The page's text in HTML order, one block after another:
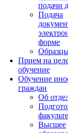
подачи
Подача
форме
Прием на
обучение
Обучение
граждан
Об
Высшее